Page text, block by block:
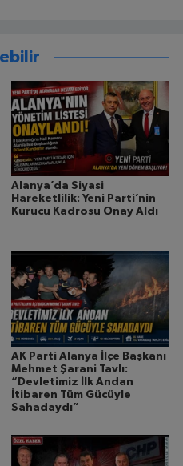
Alanya’da Siyasi
Hareketlilik: Yeni Parti’nin
Kurucu Kadrosu Onay Aldı
AK Parti Alanya İlçe Başkanı
Mehmet Şarani Tavlı:
“Devletimiz İlk Andan
İtibaren Tüm Gücüyle
Sahadaydı”